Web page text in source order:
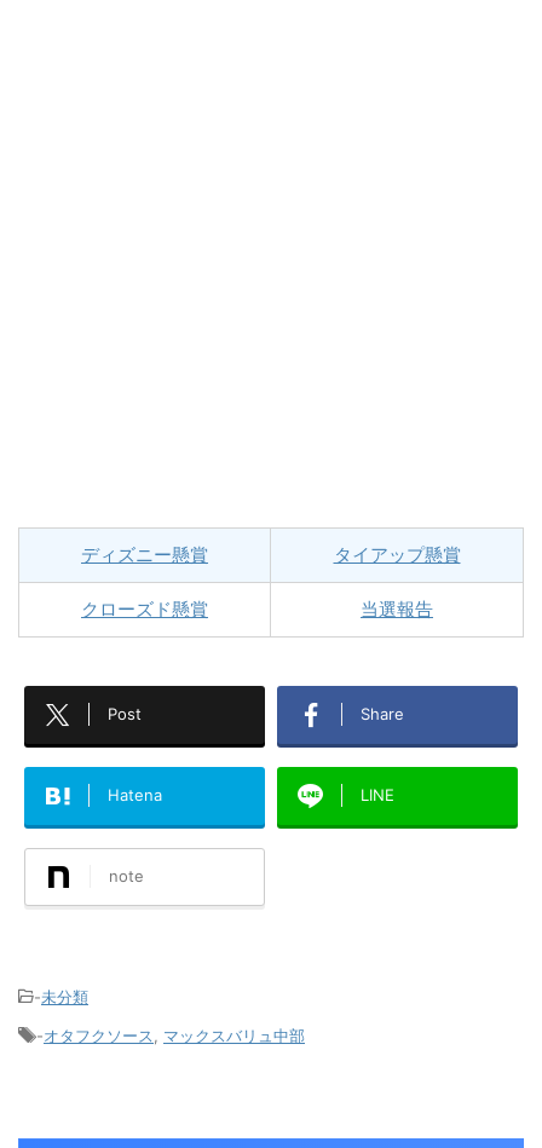
ディズニー懸賞 タイアップ懸賞
クローズド懸賞 当選報告
Post Share
Hatena LINE
note
-未分類
-オタフクソース マックスバリュ中部